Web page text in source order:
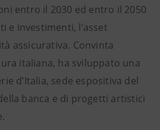
entro il 2030 ed entro il 2050
e investimenti, l’asset
assicurativa. Convinta
italiana, ha sviluppato una
d’Italia, sede espositiva del
banca e di progetti artistici